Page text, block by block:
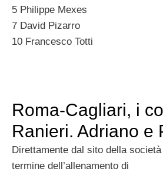
5 Philippe Mexes
7 David Pizarro
10 Francesco Totti
Roma-Cagliari, i
Ranieri. Adriano e
Direttamente dal sito della
termine dell’allenamento di